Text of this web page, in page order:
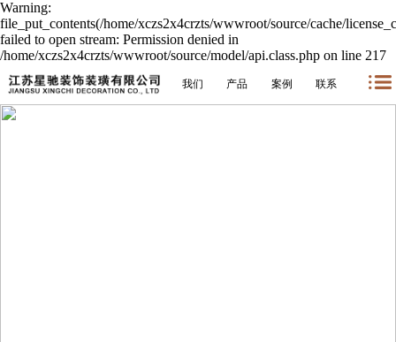
Warning:
file_put_contents(/home/xczs2x4crzts/wwwroot/source/cache/
failed to open stream: Permission denied in
/home/xczs2x4crzts/wwwroot/source/model/api.class.php on line 217
我们 产品 案例 联系